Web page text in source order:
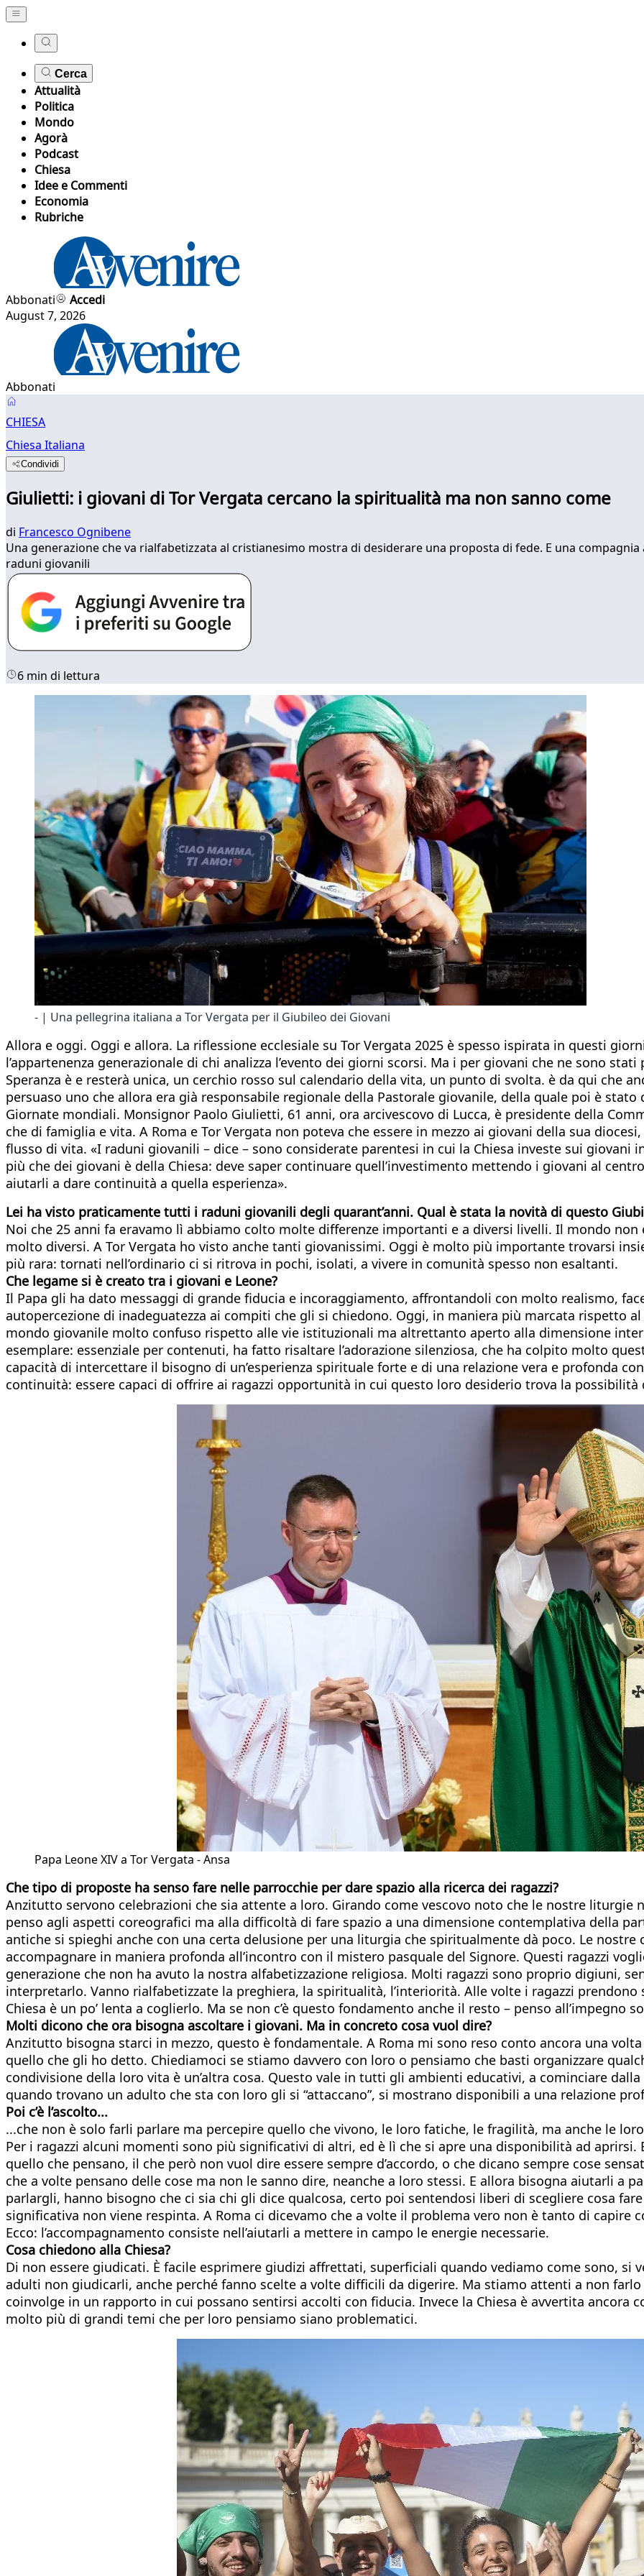
Cerca
Attualità
Politica
Mondo
Agorà
Podcast
Chiesa
Idee e Commenti
Economia
Rubriche
Abbonati
Accedi
August 7, 2026
Abbonati
CHIESA
Chiesa Italiana
Condividi
Giulietti: i giovani di Tor Vergata cercano la spiritualità ma non sanno come
di Francesco Ognibene
Una generazione che va rialfabetizzata al cristianesimo mostra di desiderare una proposta di fede. E una compagnia
raduni giovanili
6 min di lettura
- | Una pellegrina italiana a Tor Vergata per il Giubileo dei Giovani
Allora e oggi. Oggi e allora. La riflessione ecclesiale su Tor Vergata 2025 è spesso ispirata in questi
l’appartenenza generazionale di chi analizza l’evento dei giorni scorsi. Ma i per giovani che ne sono
Speranza è e resterà unica, un cerchio rosso sul calendario della vita, un punto di svolta. è da qui che
persuaso uno che allora era già responsabile regionale della Pastorale giovanile, della quale poi è
Giornate mondiali. Monsignor Paolo Giulietti, 61 anni, ora arcivescovo di Lucca, è presidente della
che di famiglia e vita. A Roma e Tor Vergata non poteva che essere in mezzo ai giovani della sua
flusso di vita. «I raduni giovanili – dice – sono considerate parentesi in cui la Chiesa investe sui
più che dei giovani è della Chiesa: deve saper continuare quell’investimento mettendo i giovani al
aiutarli a dare continuità a quella esperienza».
Lei ha visto praticamente tutti i raduni giovanili degli quarant’anni. Qual è stata la novità di questo
Noi che 25 anni fa eravamo lì abbiamo colto molte differenze importanti e a diversi livelli. Il mondo
molto diversi. A Tor Vergata ho visto anche tanti giovanissimi. Oggi è molto più importante trovarsi
più rara: tornati nell’ordinario ci si ritrova in pochi, isolati, a vivere in comunità spesso non esaltanti.
Che legame si è creato tra i giovani e Leone?
Il Papa gli ha dato messaggi di grande fiducia e incoraggiamento, affrontandoli con molto realismo,
autopercezione di inadeguatezza ai compiti che gli si chiedono. Oggi, in maniera più marcata rispetto
mondo giovanile molto confuso rispetto alle vie istituzionali ma altrettanto aperto alla dimensione
esemplare: essenziale per contenuti, ha fatto risaltare l’adorazione silenziosa, che ha colpito molto
capacità di intercettare il bisogno di un’esperienza spirituale forte e di una relazione vera e profonda
continuità: essere capaci di offrire ai ragazzi opportunità in cui questo loro desiderio trova la possibilità
Papa Leone XIV a Tor Vergata - Ansa
Che tipo di proposte ha senso fare nelle parrocchie per dare spazio alla ricerca dei ragazzi?
Anzitutto servono celebrazioni che sia attente a loro. Girando come vescovo noto che le nostre liturgie
penso agli aspetti coreografici ma alla difficoltà di fare spazio a una dimensione contemplativa della
antiche si spieghi anche con una certa delusione per una liturgia che spiritualmente dà poco. Le nostre
accompagnare in maniera profonda all’incontro con il mistero pasquale del Signore. Questi ragazzi
generazione che non ha avuto la nostra alfabetizzazione religiosa. Molti ragazzi sono proprio digiuni,
interpretarlo. Vanno rialfabetizzate la preghiera, la spiritualità, l’interiorità. Alle volte i ragazzi
Chiesa è un po’ lenta a coglierlo. Ma se non c’è questo fondamento anche il resto – penso all’impegno
Molti dicono che ora bisogna ascoltare i giovani. Ma in concreto cosa vuol dire?
Anzitutto bisogna starci in mezzo, questo è fondamentale. A Roma mi sono reso conto ancora una
quello che gli ho detto. Chiediamoci se stiamo davvero con loro o pensiamo che basti organizzare
condivisione della loro vita è un’altra cosa. Questo vale in tutti gli ambienti educativi, a cominciare
quando trovano un adulto che sta con loro gli si “attaccano”, si mostrano disponibili a una relazione
Poi c’è l’ascolto...
...che non è solo farli parlare ma percepire quello che vivono, le loro fatiche, le fragilità, ma anche le
Per i ragazzi alcuni momenti sono più significativi di altri, ed è lì che si apre una disponibilità ad aprirsi.
quello che pensano, il che però non vuol dire essere sempre d’accordo, o che dicano sempre cose
che a volte pensano delle cose ma non le sanno dire, neanche a loro stessi. E allora bisogna aiutarli a
parlargli, hanno bisogno che ci sia chi gli dice qualcosa, certo poi sentendosi liberi di scegliere cosa
significativa non viene respinta. A Roma ci dicevamo che a volte il problema vero non è tanto di capire
Ecco: l’accompagnamento consiste nell’aiutarli a mettere in campo le energie necessarie.
Cosa chiedono alla Chiesa?
Di non essere giudicati. È facile esprimere giudizi affrettati, superficiali quando vediamo come sono, si
adulti non giudicarli, anche perché fanno scelte a volte difficili da digerire. Ma stiamo attenti a non
coinvolge in un rapporto in cui possano sentirsi accolti con fiducia. Invece la Chiesa è avvertita ancora
molto più di grandi temi che per loro pensiamo siano problematici.